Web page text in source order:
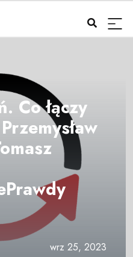
Co łączy
wrz 25, 2023